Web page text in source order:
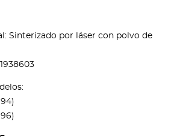
Sinterizado por láser con polvo de